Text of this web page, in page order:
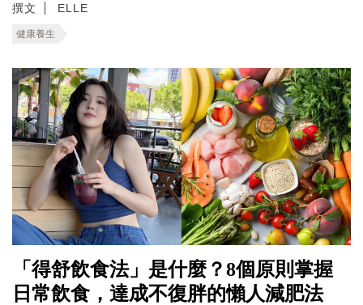
撰文 ELLE
健康養生
「得舒飲食法」是什麼？8個原則掌握
日常飲食，達成不復胖的懶人減肥法